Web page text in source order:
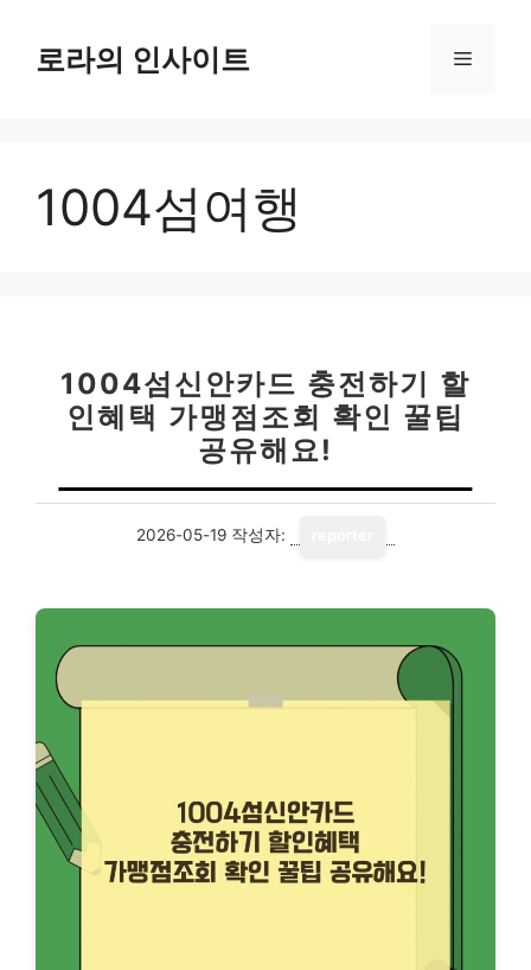
로라의 인사이트 메
1004섬여행
1004섬신안카드 충전하기 할
인혜택 가맹점조회 확인 꿀팁
공유해요!
2026-05-19 작성자: